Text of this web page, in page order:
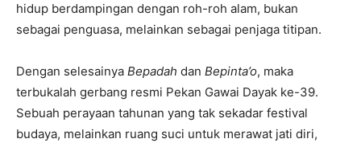
hidup berdampingan dengan roh-roh alam, bukan
sebagai penguasa, melainkan sebagai penjaga titipan.
Dengan selesainya Bepadah dan Bepinta’o, maka
terbukalah gerbang resmi Pekan Gawai Dayak ke-39.
Sebuah perayaan tahunan yang tak sekadar festival
budaya, melainkan ruang suci untuk merawat jati diri,